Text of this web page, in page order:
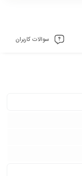
سوالات کاربران